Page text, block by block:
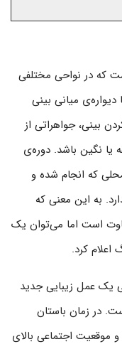
که در نواحی مختلفی
میانی بینی
بینی، جواهراتی از
یا نگین باشد. دوره‌ی
که انجام شده و
به این معنی که
است اما می‌توان یک
کرد.
یک عمل زیبایی جدید
در زمان باستان
موقعیت اجتماعی بالای